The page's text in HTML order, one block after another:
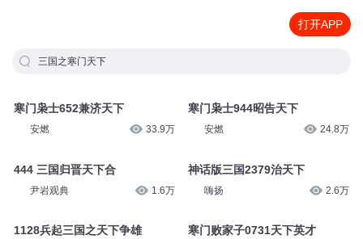
打开APP
三国之寒门天下
寒门枭士652兼济天下
安燃 33.9万
444 三国归晋天下合
尹岩观典 1.6万
1128兵起三国之天下争雄
寒门枭士944昭告天下
安燃 24.8万
神话版三国2379治天下
嗨扬 2.6万
寒门败家子0731天下英才